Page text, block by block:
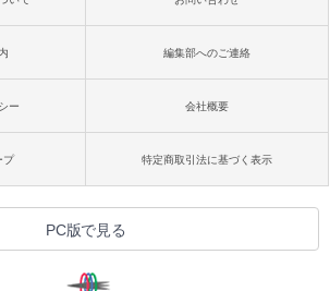
編集部へのご連絡
ー 会社概要
プ 特定商取引法に基づく表示
PC版で見る